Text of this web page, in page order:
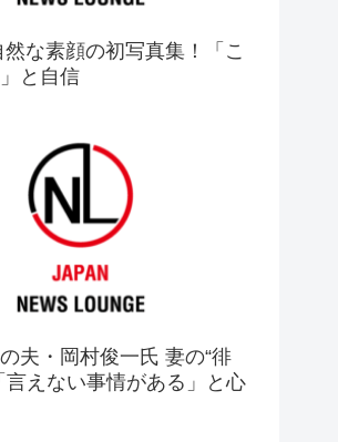
な素顔の初写真集！「こ
と自信
夫・岡村俊一氏 妻の“徘
言えない事情がある」と心